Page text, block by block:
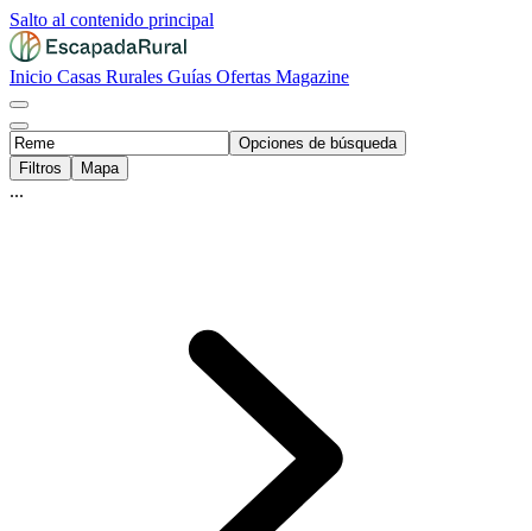
Salto al contenido principal
Inicio Casas Rurales Guías Ofertas Magazine
Opciones de búsqueda
Filtros
Mapa
...